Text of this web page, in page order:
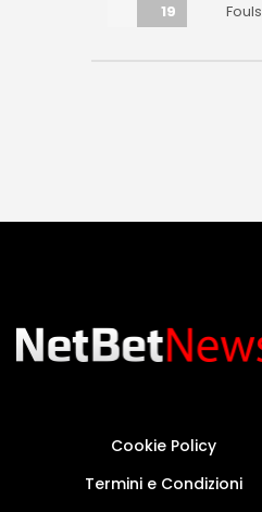
19
Fouls
Cookie Policy
Termini e Condizioni